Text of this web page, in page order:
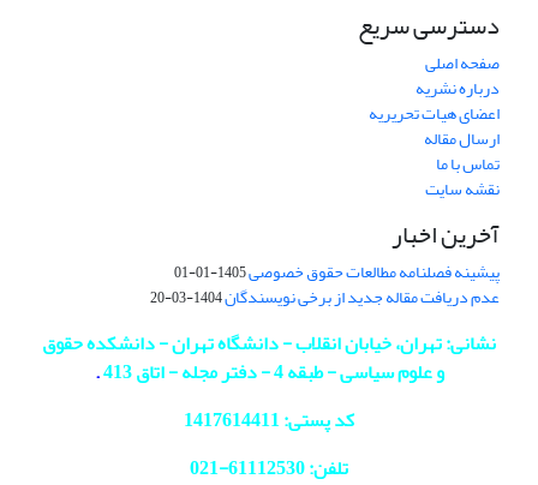
دسترسی سریع
صفحه اصلی
درباره نشریه
اعضای هیات تحریریه
ارسال مقاله
تماس با ما
نقشه سایت
آخرین اخبار
پیشینه فصلنامه مطالعات حقوق خصوصی1405-01-01
عدم دریافت مقاله جدید از برخی نویسندگان1404-03-20
نشانی: تهران، خیابان انقلاب - دانشگاه تهران - دانشکده حقوق
و علوم سیاسی - طبقه 4 - دفتر مجله - اتاق 413
.
کد پستی: 1417614411
تلفن: 61112530-
021